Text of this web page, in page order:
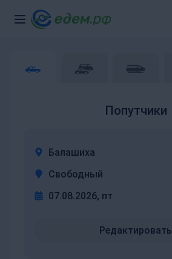
Попутчики
Балашиха
Свободный
07.08.2026, пт
Редактировать